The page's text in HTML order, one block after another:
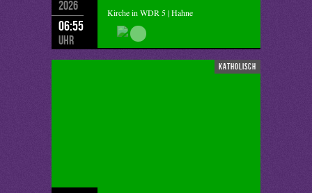
2026
06:55
Uhr
Kirche in WDR 5 | Hahne
katholisch